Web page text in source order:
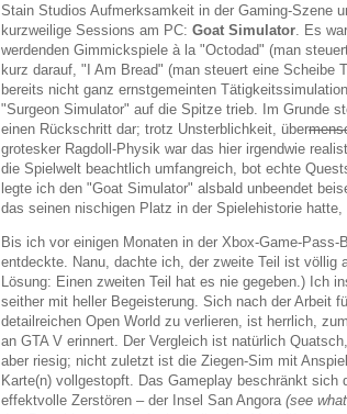
Stain Studios Aufmerksamkeit in der Gaming-Szene
kurzweilige Sessions am PC: Goat Simulator . Es
werdenden Gimmickspiele à la "Octodad" (man
kurz darauf, "I Am Bread" (man steuert eine Scheibe
bereits nicht ganz ernstgemeinten
"Surgeon Simulator" auf die Spitze trieb. Im Grunde
einen Rückschritt dar; trotz Unsterblichkeit, über
grotesker Ragdoll-Physik war das hier irgendwie
die Spielwelt beachtlich umfangreich, bot echte
legte ich den "Goat Simulator" alsbald unbeendet
das seinen nischigen Platz in der Spielehistorie hatte,
Bis ich vor einigen Monaten in der Xbox-Game-Pass-
entdeckte. Nanu, dachte ich, der zweite Teil ist völlig
Lösung: Einen zweiten Teil hat es nie gegeben.) Ich
seither mit heller Begeisterung. Sich nach der Arbeit
detailreichen Open World zu verlieren, ist herrlich,
an GTA V erinnert. Der Vergleich ist natürlich
aber riesig; nicht zuletzt ist die Ziegen-Sim mit
Karte(n) vollgestopft. Das Gameplay beschränkt sich
effektvolle Zerstören – der Insel San Angora (see